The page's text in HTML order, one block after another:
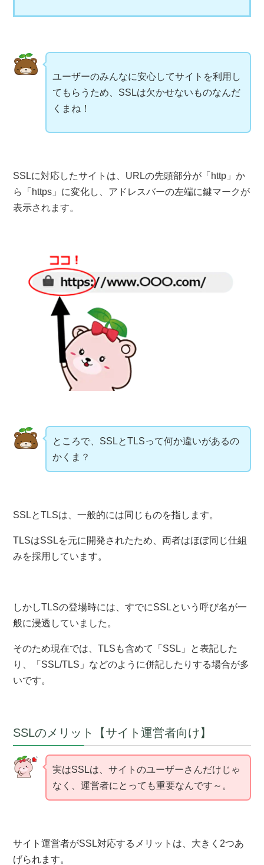
ユーザーのみんなに安心してサイトを利用し
てもらうため、SSLは欠かせないものなんだ
くまね！
SSLに対応したサイトは、URLの先頭部分が「http」か
ら「https」に変化し、アドレスバーの左端に鍵マークが
表示されます。
ところで、SSLとTLSって何か違いがあるの
かくま？
SSLとTLSは、一般的には同じものを指します。
TLSはSSLを元に開発されたため、両者はほぼ同じ仕組
みを採用しています。
しかしTLSの登場時には、すでにSSLという呼び名が一
般に浸透していました。
そのため現在では、TLSも含めて「SSL」と表記した
り、「SSL/TLS」などのように併記したりする場合が多
いです。
SSLのメリット【サイト運営者向け】
実はSSLは、サイトのユーザーさんだけじゃ
なく、運営者にとっても重要なんです～。
サイト運営者がSSL対応するメリットは、大きく2つあ
げられます。